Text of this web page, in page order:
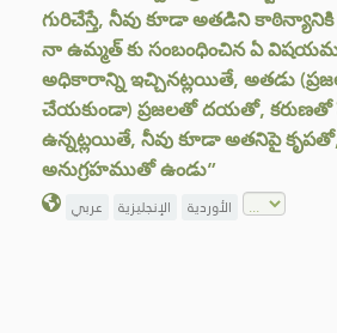
గురిచేస్తే, నీవు కూడా అతడిని
నా ఉమ్మత్ కు సంబంధించిన ఏ
అధికారాన్ని ఇచ్చినట్లయితే, అతడు
చేయకుండా) ప్రజలతో దయతో, కరుణతో
ఉన్నట్లయితే, నీవు కూడా అతనిపై
అనుగ్రహముతో ఉండు”
عربي الإنجليزية الأوردية